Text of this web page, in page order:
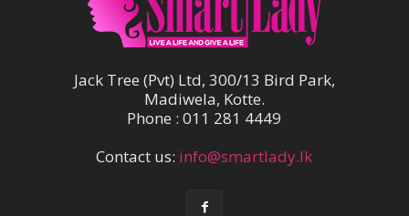
Jack Tree (Pvt) Ltd, 300/13 Bird Park,
Madiwela, Kotte.
Phone : 011 281 4449
Contact us: info@smartlady.lk